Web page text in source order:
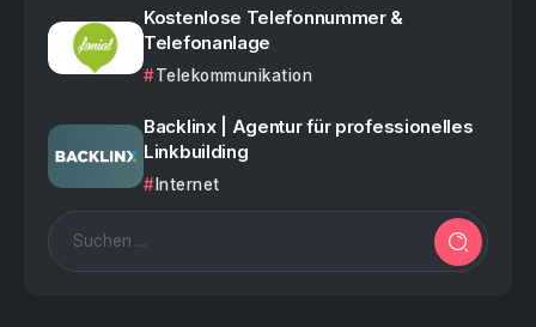
Kostenlose Telefonnummer &
Telefonanlage
Telekommunikation
Backlinx | Agentur für professionelles
Linkbuilding
Internet